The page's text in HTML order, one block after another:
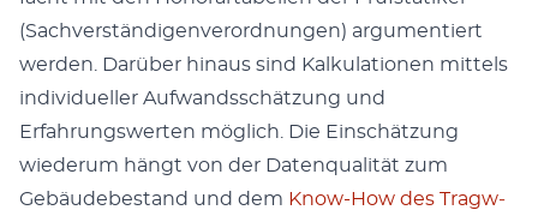
(Sachver­ständi­gen­verord­nun­gen) argu­men­tiert
wer­den. Darüber hin­aus sind Kalku­la­tio­nen mit­tels
indi­vidu­eller Aufwandss­chätzung und
Erfahrungswerten möglich. Die Ein­schätzung
wiederum hängt von der Daten­qual­ität zum
Gebäudebe­stand und dem Know-How des Trag­w­